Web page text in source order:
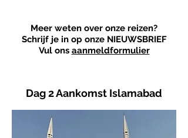
Meer weten over onze reizen?
Schrijf je in op onze NIEUWSBRIEF
Vul ons aanmeldformulier
Dag 2 Aankomst Islamabad